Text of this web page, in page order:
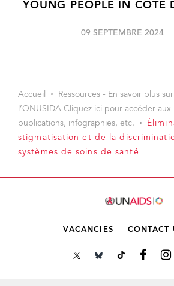
YOUNG PEOPLE IN CÔTE
09 SEPTEMBRE 2024
Accueil
Ressources - En savoir plus
l’ONUSIDA Cliquez ici pour accéder
publications, infographies, etc.
stigmatisation et de la
systèmes de soins de santé
VACANCIES CONTACT